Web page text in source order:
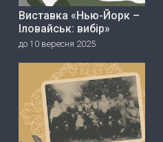
Виставка «Нью-Йорк –
Іловайськ: вибір»
до 10 вересня 2025